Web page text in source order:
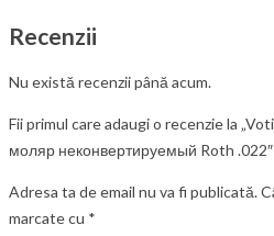
Recenzii
Nu există recenzii până acum.
Fii primul care adaugi o recenzie la
моляр неконвертируемый Roth .022″
Adresa ta de email nu va fi publicată.
marcate cu *